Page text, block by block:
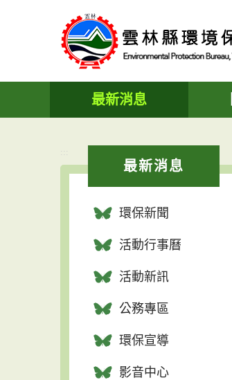
容
最新消息
:::
最新消息
環保新聞
活動行事曆
活動新訊
公務專區
環保宣導
影音中心